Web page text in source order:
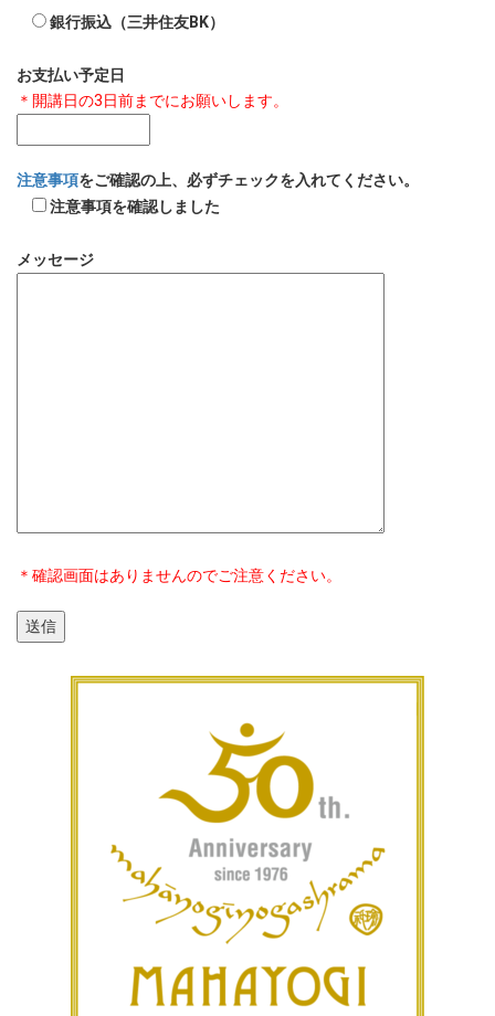
銀行振込（三井住友BK）
お支払い予定日
＊開講日の3日前までにお願いします。
注意事項をご確認の上、必ずチェックを入れてください。
注意事項を確認しました
メッセージ
＊確認画面はありませんのでご注意ください。